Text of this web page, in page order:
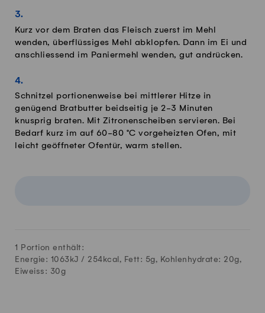
Kurz vor dem Braten das Fleisch zuerst im Mehl
wenden, überflüssiges Mehl abklopfen. Dann im Ei und
anschliessend im Paniermehl wenden, gut andrücken.
Schnitzel portionenweise bei mittlerer Hitze in
genügend Bratbutter beidseitig je 2-3 Minuten
knusprig braten. Mit Zitronenscheiben servieren. Bei
Bedarf kurz im auf 60-80 °C vorgeheizten Ofen, mit
leicht geöffneter Ofentür, warm stellen.
1 Portion enthält:
Energie: 1063kJ / 254 kcal, Fett: 5g, Kohlenhydrate: 20g,
Eiweiss: 30g